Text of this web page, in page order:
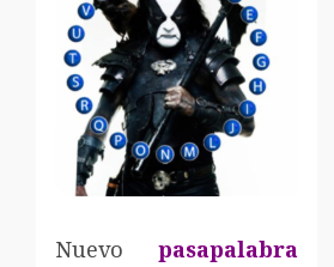
Nuevopasapalabra